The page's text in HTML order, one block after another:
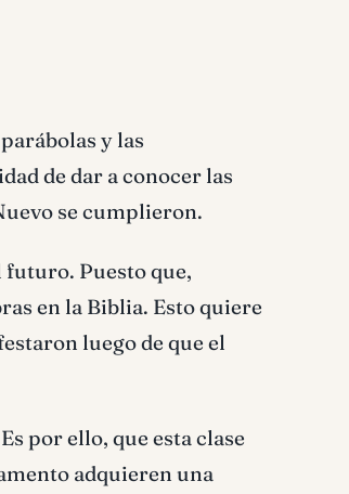
y las
de dar a conocer las
se cumplieron.
futuro. Puesto que,
en la Biblia. Esto quiere
luego de que el
por ello, que esta clase
adquieren una